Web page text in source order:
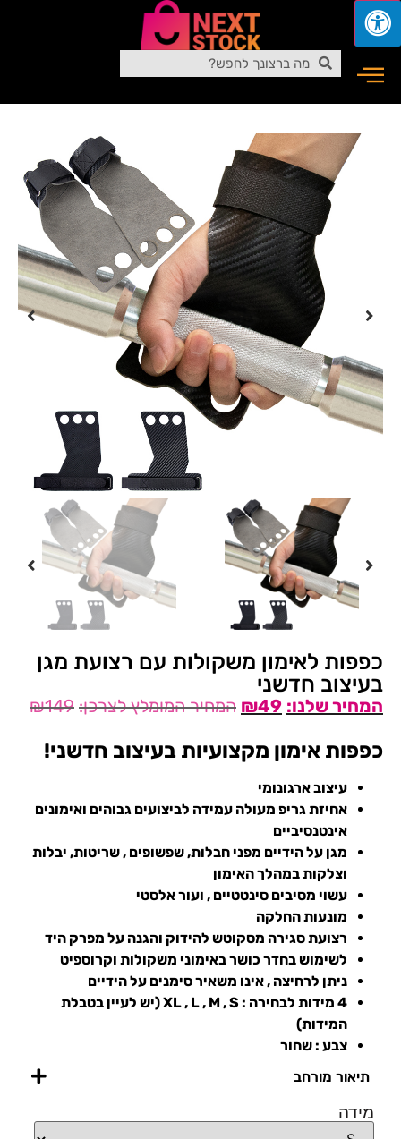
כפפות לאימון משקולות עם רצועת מגן
בעיצוב חדשני
₪149 ₪49
כפפות אימון מקצועיות בעיצוב חדשני!
עיצוב ארגונומי
אחיזת גריפ מעולה עמידה לביצועים גבוהים ואימונים
אינטנסיביים
מגן על הידיים מפני חבלות, שפשופים , שריטות, יבלות
וצלקות במהלך האימון
עשוי מסיבים סינטטיים , ועור אלסטי
מונעות החלקה
רצועת סגירה מסקוטש להידוק והגנה על מפרק היד
לשימוש בחדר כושר באימוני משקולות וקרוספיט
ניתן לרחיצה , אינו משאיר סימנים על הידיים
4 מידות לבחירה : XL , L , M , S (יש לעיין בטבלת
המידות)
צבע : שחור
תיאור מורחב
מידה